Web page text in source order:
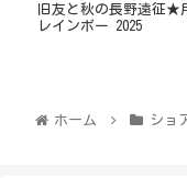
旧友と秋の長野遠征★
レインボー 2025
ホーム ショ